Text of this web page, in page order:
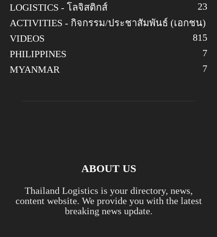
LOGISTICS - โลจิสติกส์
23
ACTIVITIES - กิจกรรม/ประชาสัมพันธ์ (เอกชน)
15
VIDEOS
8
PHILIPPINES
7
MYANMAR
7
ABOUT US
Thailand Logistics is your directory, news,
content website. We provide you with the latest
breaking news update.